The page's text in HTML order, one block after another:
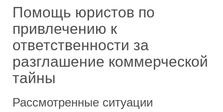
Помощь юристов по
привлечению к
ответственности за
разглашение коммерческой
тайны
Рассмотренные ситуации